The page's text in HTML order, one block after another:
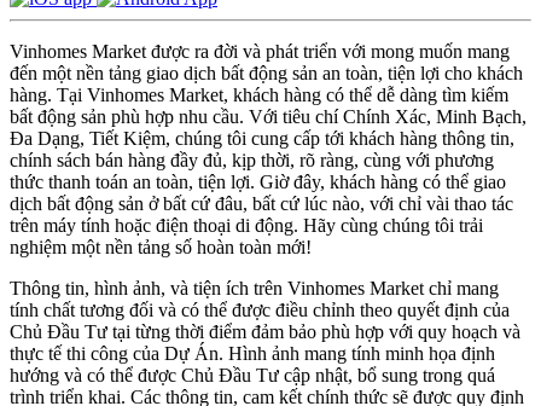
Vinhomes Market được ra đời và phát triển với mong muốn mang
đến một nền tảng giao dịch bất động sản an toàn, tiện lợi cho khách
hàng. Tại Vinhomes Market, khách hàng có thể dễ dàng tìm kiếm
bất động sản phù hợp nhu cầu. Với tiêu chí Chính Xác, Minh Bạch,
Đa Dạng, Tiết Kiệm, chúng tôi cung cấp tới khách hàng thông tin,
chính sách bán hàng đầy đủ, kịp thời, rõ ràng, cùng với phương
thức thanh toán an toàn, tiện lợi. Giờ đây, khách hàng có thể giao
dịch bất động sản ở bất cứ đâu, bất cứ lúc nào, với chỉ vài thao tác
trên máy tính hoặc điện thoại di động. Hãy cùng chúng tôi trải
nghiệm một nền tảng số hoàn toàn mới!
Thông tin, hình ảnh, và tiện ích trên Vinhomes Market chỉ mang
tính chất tương đối và có thể được điều chỉnh theo quyết định của
Chủ Đầu Tư tại từng thời điểm đảm bảo phù hợp với quy hoạch và
thực tế thi công của Dự Án. Hình ảnh mang tính minh họa định
hướng và có thể được Chủ Đầu Tư cập nhật, bổ sung trong quá
trình triển khai. Các thông tin, cam kết chính thức sẽ được quy định